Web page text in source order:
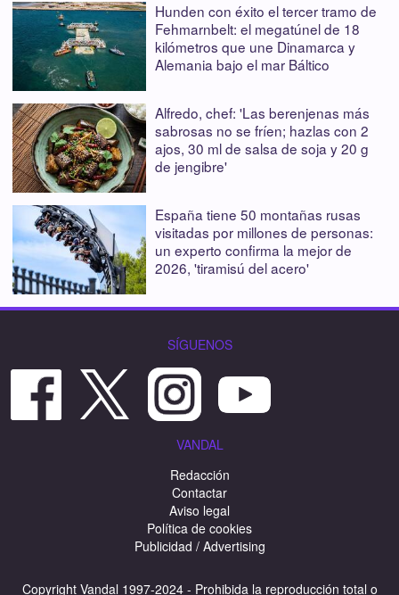
Hunden con éxito el tercer tramo de
Fehmarnbelt: el megatúnel de 18
kilómetros que une Dinamarca y
Alemania bajo el mar Báltico
Alfredo, chef: 'Las berenjenas más
sabrosas no se fríen; hazlas con 2
ajos, 30 ml de salsa de soja y 20 g
de jengibre'
España tiene 50 montañas rusas
visitadas por millones de personas:
un experto confirma la mejor de
2026, 'tiramisú del acero'
SÍGUENOS
VANDAL
Redacción
Contactar
Aviso legal
Política de cookies
Publicidad / Advertising
Copyright Vandal 1997-2024 - Prohibida la reproducción total o